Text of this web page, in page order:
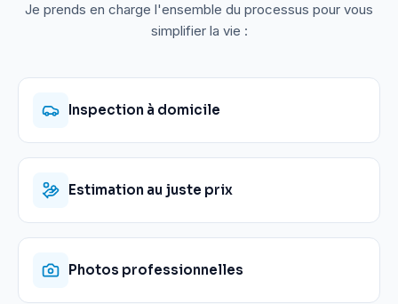
Je prends en charge l'ensemble du processus pour vous
simplifier la vie :
Inspection à domicile
Estimation au juste prix
Photos professionnelles